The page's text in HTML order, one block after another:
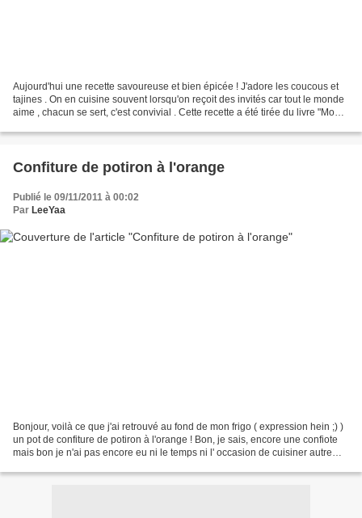
Aujourd'hui une recette savoureuse et bien épicée ! J'adore les coucous et
tajines . On en cuisine souvent lorsqu'on reçoit des invités car tout le monde
aime , chacun se sert, c'est convivial . Cette recette a été tirée du livre "Mon
Confiture de potiron à l'orange
Publié le 09/11/2011 à 00:02
Par LeeYaa
Bonjour, voilà ce que j'ai retrouvé au fond de mon frigo ( expression hein ;) )
un pot de confiture de potiron à l'orange ! Bon, je sais, encore une confiote
mais bon je n'ai pas encore eu ni le temps ni l' occasion de cuisiner autre